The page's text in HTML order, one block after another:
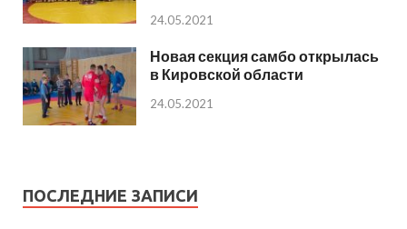
24.05.2021
Новая секция самбо открылась
в Кировской области
24.05.2021
ПОСЛЕДНИЕ ЗАПИСИ